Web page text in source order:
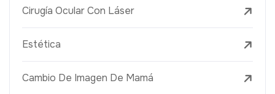
Cirugía Ocular Con Láser
Estética
Cambio De Imagen De Mamá